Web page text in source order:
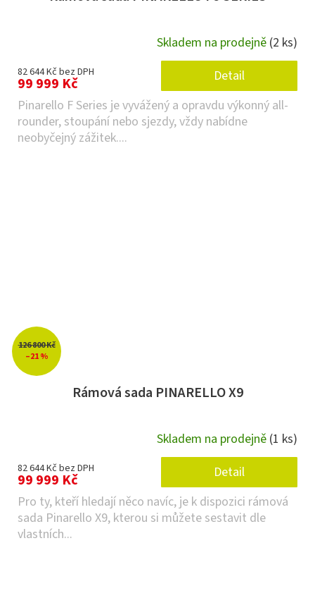
Skladem na prodejně (2 ks)
82 644 Kč bez DPH
99 999 Kč
Detail
Pinarello F Series je vyvážený a opravdu výkonný all-
rounder, stoupání nebo sjezdy, vždy nabídne
neobyčejný zážitek....
126 800 Kč
–21 %
Rámová sada PINARELLO X9
Skladem na prodejně (1 ks)
82 644 Kč bez DPH
99 999 Kč
Detail
Pro ty, kteří hledají něco navíc, je k dispozici rámová
sada Pinarello X9, kterou si můžete sestavit dle
vlastních...